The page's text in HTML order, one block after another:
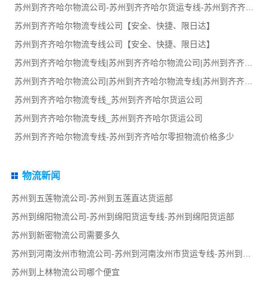
苏州到齐齐哈尔物流公司-苏州到齐齐哈尔货运专线-苏州到齐齐哈尔货运部
苏州到齐齐哈尔物流专线公司【安全、快捷、限日达】
苏州到齐齐哈尔物流专线公司【安全、快捷、限日达】
苏州到齐齐哈尔物流专线|苏州到齐齐哈尔物流公司|苏州到齐齐哈尔货运专线
苏州到齐齐哈尔物流公司|苏州到齐齐哈尔物流专线|苏州到齐齐哈尔货运部
苏州到齐齐哈尔物流专线_苏州到齐齐哈尔货运公司
苏州到齐齐哈尔物流专线_苏州到齐齐哈尔货运公司
苏州到齐齐哈尔物流专线-苏州到齐齐哈尔零担物流价格多少
物流新闻
苏州到五莲物流公司-苏州到五莲直达货运部
苏州到绵阳物流公司-苏州到绵阳货运专线-苏州到绵阳货运部
苏州到新密物流公司需要多久
苏州到上林物流公司哪个便宜